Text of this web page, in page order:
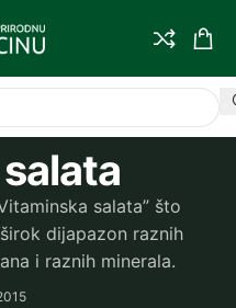
salata” što
dijapazon raznih
i raznih minerala.